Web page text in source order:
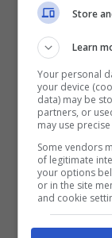
Problemi di
5.
la pancia
Store
Learn
Your personal
your device
data) may be
partners, or
may use
Some vendors
of legitimate
your options
or in the site
and cookie